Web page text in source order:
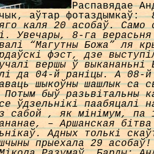
Распавядае
аўтар фотаздымкаў:
каля 20 асобаў. Само
Увечары, 8-га верасьня
“Магутны Божа” ля
фэст, дзе
вершы ў выкананьні
да 04-й раніцы. А 08-й
шыкоўны шашлык са
быў разьвітальны
ўдзельнікі паабяцалі
сабой , як мінімум, па
– Аршанская
Адных толькі
прыехала 29